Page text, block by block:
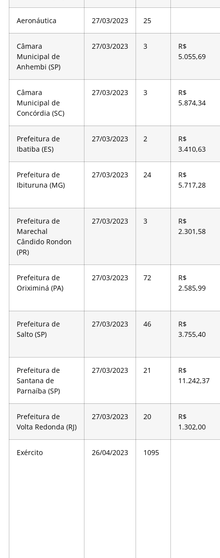
Aeronáutica 27/03/2023 25
Câmara
Municipal de
Anhembi (SP)
27/03/2023 3
R$
5.055,69
Câmara
Municipal de
Concórdia (SC)
27/03/2023 3
R$
5.874,34
Prefeitura de
Ibatiba (ES)
27/03/2023 2
R$
3.410,63
Prefeitura de
Ibituruna (MG)
27/03/2023 24
R$
5.717,28
Prefeitura de
Marechal
Cândido Rondon
(PR)
27/03/2023 3
R$
2.301,58
Prefeitura de
Oriximiná (PA)
27/03/2023 72
R$
2.585,99
Prefeitura de
Salto (SP)
27/03/2023 46
R$
3.755,40
Prefeitura de
Santana de
Parnaíba (SP)
27/03/2023 21
R$
11.242,37
Prefeitura de
Volta Redonda (RJ)
27/03/2023 20
R$
1.302,00
Exército 26/04/2023 1095